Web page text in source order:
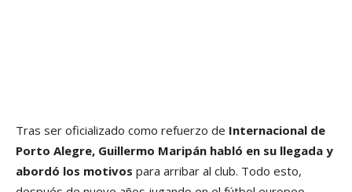
Tras ser oficializado como refuerzo de Internacional de
Porto Alegre, Guillermo Maripán habló en su llegada y
abordó los motivos para arribar al club. Todo esto,